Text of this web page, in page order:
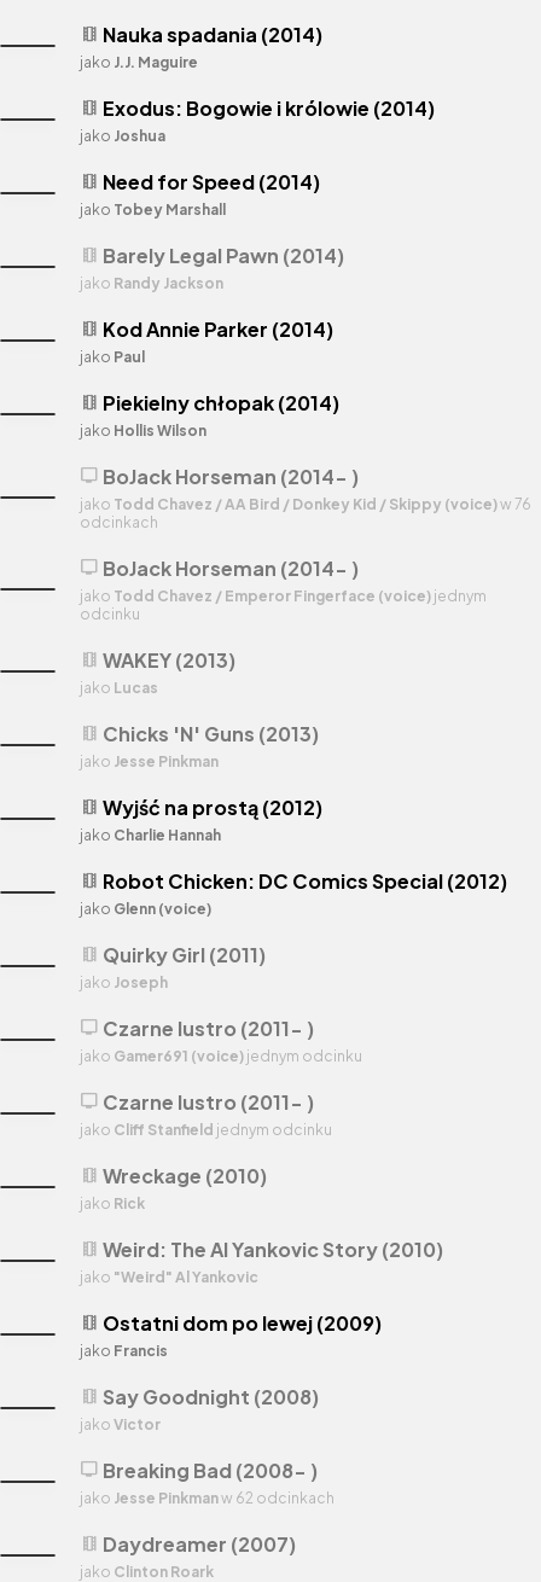
theaters Daydreamer (2007)
jako Clinton Roark
theaters Ostatni dom po lewej (2009)
jako Francis
theaters Wreckage (2010)
jako Rick
theaters Wyjść na prostą (2012)
jako Charlie Hannah
theaters Nauka spadania (2014)
jako J.J. Maguire
theaters Robot Chicken: DC Comics Special (2012)
jako Glenn (voice)
theaters Exodus: Bogowie i królowie (2014)
jako Joshua
theaters Need for Speed (2014)
jako Tobey Marshall
theaters Barely Legal Pawn (2014)
jako Randy Jackson
theaters Kod Annie Parker (2014)
jako Paul
theaters Piekielny chłopak (2014)
jako Hollis Wilson
theaters Weird: The Al Yankovic Story (2010)
jako "Weird" Al Yankovic
theaters Quirky Girl (2011)
jako Joseph
theaters Say Goodnight (2008)
jako Victor
theaters WAKEY (2013)
jako Lucas
theaters Chicks 'N' Guns (2013)
jako Jesse Pinkman
tv Breaking Bad (2008- )
jako Jesse Pinkmanw 62 odcinkach
tv BoJack Horseman (2014- )
jako Todd Chavez / AA Bird / Donkey Kid / Skippy (voice)w 76
odcinkach
tv Czarne lustro (2011- )
jako Gamer691 (voice) jednym odcinku
tv Czarne lustro (2011- )
jako Cliff Stanfield jednym odcinku
tv BoJack Horseman (2014- )
jako Todd Chavez / Emperor Fingerface (voice) jednym
odcinku